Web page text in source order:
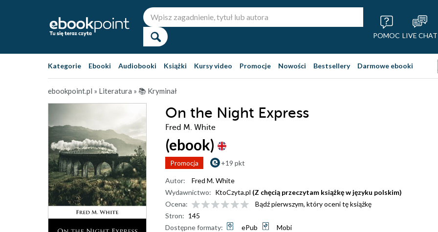
POMOC LIVE CHAT
Kategorie Ebooki Audiobooki Książki Kursy video Promocje Nowości Bestsellery Darmowe ebooki
ebookpoint.pl » Literatura » 📚 Kryminał
On the Night Express
Fred M. White
(ebook)
Promocja +19 pkt
Autor:
Fred M. White
Wydawnictwo: KtoCzyta.pl (Z chęcią przeczytam książkę w języku polskim)
Ocena:
Bądź pierwszym, który oceni tę książkę
Stron: 145
Dostępne formaty:
ePub Mobi